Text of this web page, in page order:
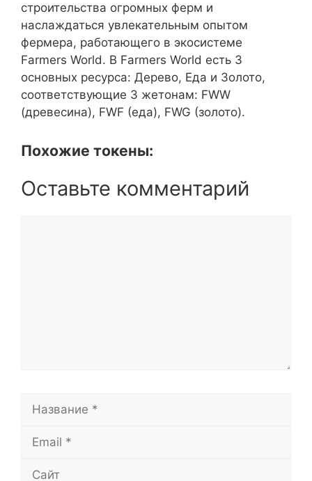
строительства огромных ферм и
наслаждаться увлекательным опытом
фермера, работающего в экосистеме
Farmers World. В Farmers World есть 3
основных ресурса: Дерево, Еда и Золото,
соответствующие 3 жетонам: FWW
(древесина), FWF (еда), FWG (золото).
Похожие токены:
Оставьте комментарий